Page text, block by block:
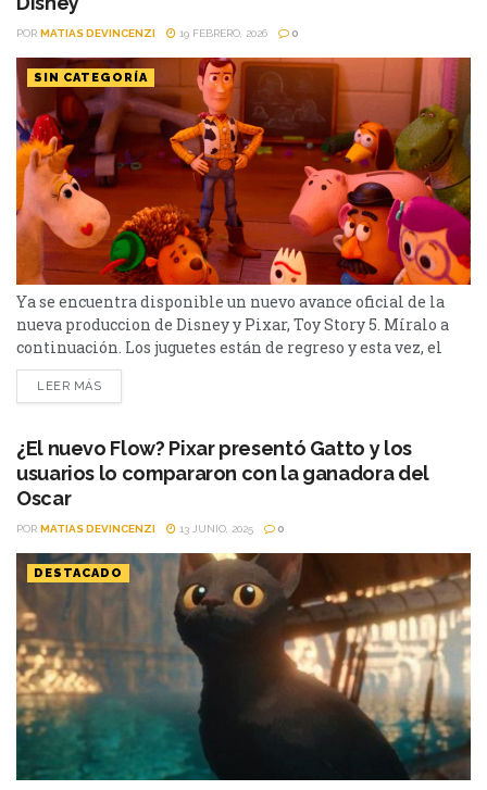
POR MATIAS DEVINCENZI 19 FEBRERO, 2026 0
SIN CATEGORÍA
Ya se encuentra disponible un nuevo avance oficial de la
nueva produccion de Disney y Pixar, Toy Story 5. Míralo a
continuación. Los juguetes están de regreso y esta vez, el
propósito de jugar de Buzz Lightyear, Woody, Jessie y el
resto del grupo se ve amenazado cuando se enfrentan
tableta que llega con sus propias ideas disruptivas sobre lo
que...
LEER MÁS
¿El nuevo Flow? Pixar presentó Gatto y los
usuarios lo compararon con la ganadora del
Oscar
POR MATIAS DEVINCENZI 13 JUNIO, 2025 0
DESTACADO